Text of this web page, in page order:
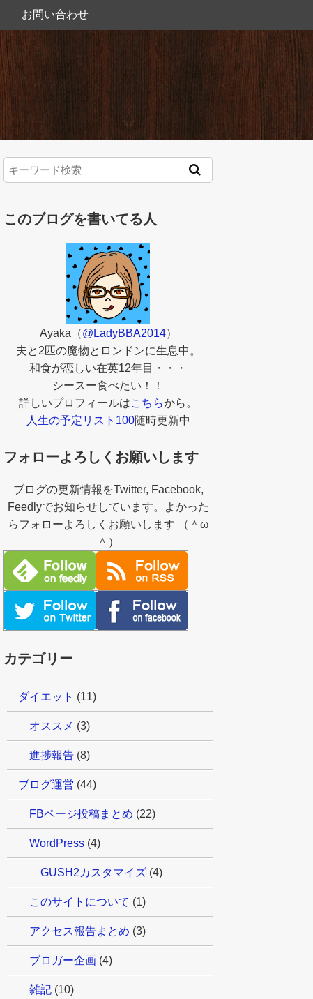
お問い合わせ
このブログを書いてる人
Ayaka（@LadyBBA2014）
夫と2匹の魔物とロンドンに生息中。
和食が恋しい在英12年目・・・
シースー食べたい！！
詳しいプロフィールはこちらから。
人生の予定リスト100随時更新中
フォローよろしくお願いします
ブログの更新情報をTwitter, Facebook,
Feedlyでお知らせしています。よかった
らフォローよろしくお願いします （＾ω
＾）
カテゴリー
ダイエット (11)
オススメ (3)
進捗報告 (8)
ブログ運営 (44)
FBページ投稿まとめ (22)
WordPress (4)
GUSH2カスタマイズ (4)
このサイトについて (1)
アクセス報告まとめ (3)
ブロガー企画 (4)
雑記 (10)